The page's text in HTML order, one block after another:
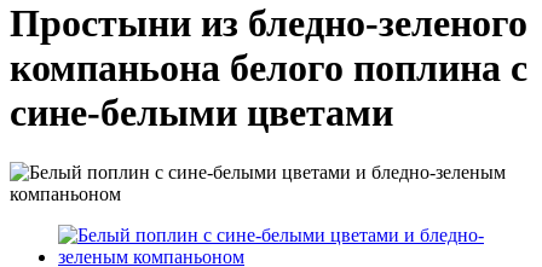
Простыни из бледно-зеленого
компаньона белого поплина с
сине-белыми цветами